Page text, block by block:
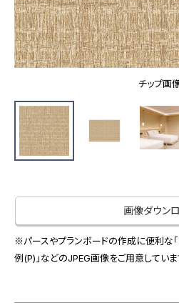
#リリカラのある暮らし
ショールーム トップ
東京ショールーム
大阪ショールーム
広島ショールーム
仙台ショールーム
札幌ショールーム
お客様サポート
お客様サポート トップ
画像ダウンロード
動画一覧
お手入れ便利帳
お役立ち資料
サンプル・カタログ請求／お問い合わせ（
非住宅案件に関するお問い合わせ
スペースソリューション事業
オフィスソリューション事業
会社情報
チップ画
画像ダウン
※パースやプランボードの作成に便利な「
例(P)」などのJPEG画像をご用意していま